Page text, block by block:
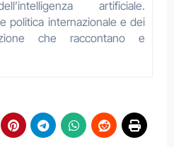
artificiale.
politica internazionale e dei
che raccontano e